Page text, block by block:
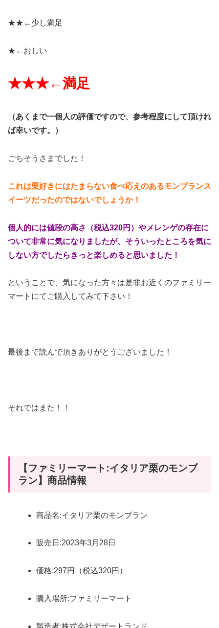
★★← 少し満足
★← おしい
★★★←満足
（あくまで一個人の評価ですので、参考程度にして頂けれ
ば幸いです。）
ごちそうさまでした！
これは栗好きにはたまらない食べ応えのあるモンブランス
イーツだったのではないでしょうか！
個人的には値段の高さ（税込320円）やメレンゲの存在に
ついて非常に気になりましたが、そういったところを気に
しない方でしたらきっと楽しめると思いました！
ということで、気になった方々は是非お近くのファミリー
マートにてご購入してみて下さい！
最後まで読んで頂きありがとうございました！
それではまた！！
【ファミリーマート:イタリア栗のモンブ
ラン】商品情報
商品名:イタリア栗のモンブラン
販売日:2023年3月28日
価格:297円（税込320円）
購入場所:ファミリーマート
製造者:株式会社デザートランド